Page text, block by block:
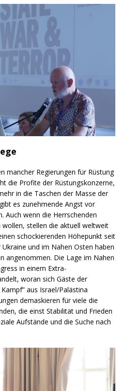
mancher Regierungen für Rüstung
die Profite der Rüstungskonzerne,
in die Taschen der Masse der
es zunehmende Angst vor
Auch wenn die Herrschenden
stellen die aktuell weltweit
schockierenden Höhepunkt seit
und im Nahen Osten haben
angenommen. Die Lage im Nahen
in einem Extra-
woran sich Gäste der
aus Israel/Palästina
demaskieren für viele die
die einst Stabilität und Frieden
Aufstände und die Suche nach